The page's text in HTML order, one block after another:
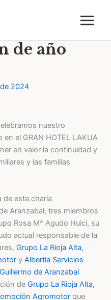
de año
2024
nuestro
el GRAN HOTEL LAKUA
en valor la continuidad y
y las familias
de esta charla
Aranzabal, tres miembros
Rosa Mª Agudo Huici, su
actual responsable de la
Grupo La Rioja Alta,
y Albertia Servicios
Guillermo de Aranzabal
de Grupo La Rioja Alta,
Agromotor que